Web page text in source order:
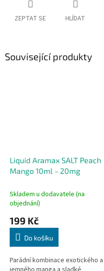
ZEPTAT SE HLÍDAT
Související produkty
Liquid Aramax SALT Peach
Mango 10ml - 20mg
Skladem u dodavatele (na
objednání)
199 Kč
Do košíku
Parádní kombinace exotického a